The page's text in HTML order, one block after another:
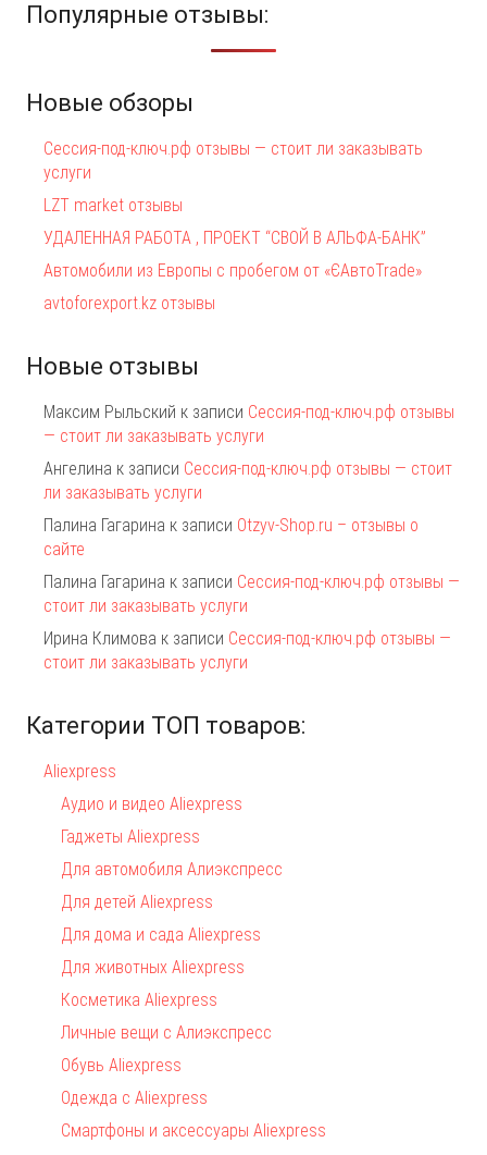
Популярные отзывы:
Новые обзоры
Сессия-под-ключ.рф отзывы — стоит ли заказывать
услуги
LZT market отзывы
УДАЛЕННАЯ РАБОТА , ПРОЕКТ “СВОЙ В АЛЬФА-БАНК”
Автомобили из Европы с пробегом от «ЄАвтоTrаde»
avtoforexport.kz отзывы
Новые отзывы
Максим Рыльский к записи Сессия-под-ключ.рф отзывы
— стоит ли заказывать услуги
Ангелина к записи Сессия-под-ключ.рф отзывы — стоит
ли заказывать услуги
Палина Гагарина к записи Otzyv-Shop.ru – отзывы о
сайте
Палина Гагарина к записи Сессия-под-ключ.рф отзывы —
стоит ли заказывать услуги
Ирина Климова к записи Сессия-под-ключ.рф отзывы —
стоит ли заказывать услуги
Категории ТОП товаров:
Aliexpress
Аудио и видео Aliexpress
Гаджеты Aliexpress
Для автомобиля Алиэкспресс
Для детей Aliexpress
Для дома и сада Aliexpress
Для животных Aliexpress
Косметика Aliexpress
Личные вещи с Алиэкспресс
Обувь Aliexpress
Одежда с Aliexpress
Смартфоны и аксессуары Aliexpress